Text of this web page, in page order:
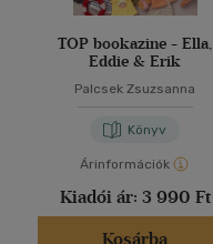
TOP bookazine - Ella,
Eddie & Erik
Palcsek Zsuzsanna
Könyv
Árinformációk
Kiadói ár: 3 990 Ft
Kosárba